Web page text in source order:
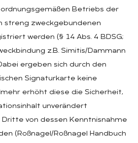
Betriebs der
streng zweckgebundenen
werden (§ 14 Abs. 4 BDSG;
z.B. Simitis/Dammann
ergeben sich durch den
Signaturkarte keine
erhöht diese die Sicherheit,
unverändert
von dessen Kenntnisnahme
(Roßnagel/Roßnagel Handbuch